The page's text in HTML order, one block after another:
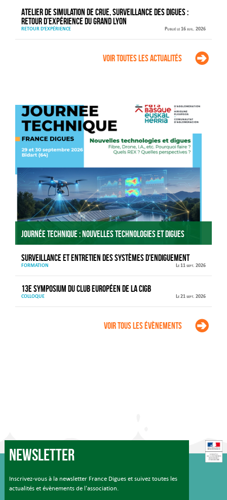
Atelier de simulation de crue, surveillance des digues :
retour d’expérience du Grand Lyon
RETOUR D'EXPÉRIENCE Publié le 16 juil. 2026
Voir toutes les actualités
Journée technique : Nouvelles technologies et digues
Surveillance et entretien des systèmes d'endiguement
FORMATION Le 11 sept. 2026
13e Symposium du Club européen de la CIGB
COLLOQUE Le 21 sept. 2026
Voir tous les évènements
Newsletter
Inscrivez-vous à la newsletter France Digues et suivez toutes les
actualités et évènements de l'association.